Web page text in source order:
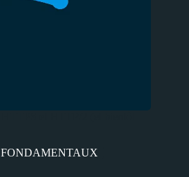
FONDAMENTAUX